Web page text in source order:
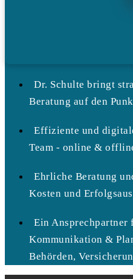
Dr. Schulte bringt
Beratung auf den
Effiziente und
Team - online &
Ehrliche Beratung
Kosten und
Ein
Kommunikation &
Behörden,